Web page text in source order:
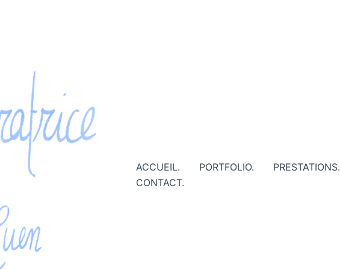
ACCUEIL. PORTFOLIO. PRESTATIONS.
CONTACT.